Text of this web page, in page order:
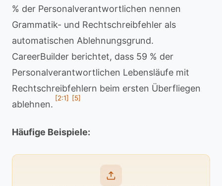
% der Personalverantwortlichen nennen
Grammatik- und Rechtschreibfehler als
automatischen Ablehnungsgrund.
CareerBuilder berichtet, dass 59 % der
Personalverantwortlichen Lebensläufe mit
Rechtschreibfehlern beim ersten Überfliegen
ablehnen.
[2:1] [5]
Häufige Beispiele: